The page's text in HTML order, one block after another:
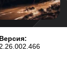
Версия:
2.26.002.466